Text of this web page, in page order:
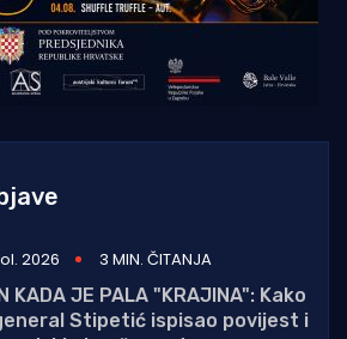
2026
3 MIN. ČITANJA
KADA JE PALA "KRAJINA": Kako
Stipetić ispisao povijest i